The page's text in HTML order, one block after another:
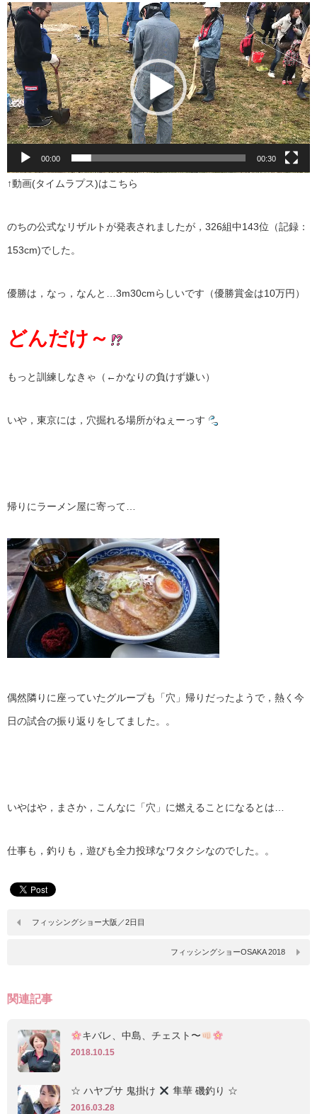
動
画
プ
レ
ー
ヤ
ー
00:00 00:30
↑動画(タイムラプス)はこちら
のちの公式なリザルトが発表されましたが，326組中143位（記録：
153cm)でした。
優勝は，なっ，なんと…3m30cmらしいです（優勝賞金は10万円）
どんだけ～
もっと訓練しなきゃ（←かなりの負けず嫌い）
いや，東京には，穴掘れる場所がねぇーっす
帰りにラーメン屋に寄って…
偶然隣りに座っていたグループも「穴」帰りだったようで，熱く今
日の試合の振り返りをしてました。。
いやはや，まさか，こんなに「穴」に燃えることになるとは…
仕事も，釣りも，遊びも全力投球なワタクシなのでした。。
フィッシングショー大阪／2日目
フィッシングショーOSAKA 2018
関連記事
キバレ、中島、チェスト〜
2018.10.15
☆ ハヤブサ 鬼掛け 隼華 磯釣り ☆
2016.03.28